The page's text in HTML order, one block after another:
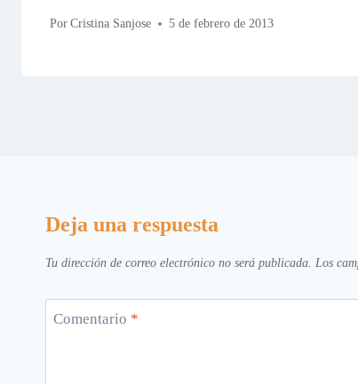
Por Cristina Sanjose 5 de febrero de 2013
Deja una respuesta
Tu dirección de correo electrónico no será publicada. Los
Comentario *